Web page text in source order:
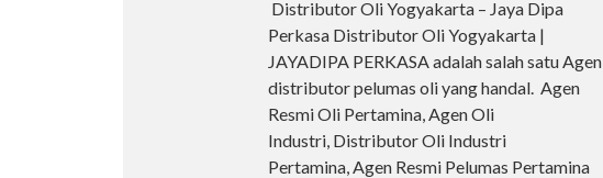
Distributor Oli Yogyakarta – Jaya Dipa
Perkasa Distributor Oli Yogyakarta |
JAYADIPA PERKASA adalah salah satu Agen
distributor pelumas oli yang handal. Agen
Resmi Oli Pertamina, Agen Oli
Industri, Distributor Oli Industri
Pertamina, Agen Resmi Pelumas Pertamina